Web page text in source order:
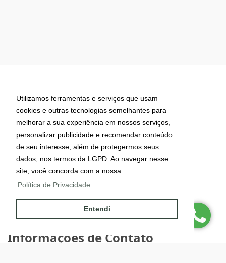
Utilizamos ferramentas e serviços que usam
cookies e outras tecnologias semelhantes para
melhorar a sua experiência em nossos serviços,
personalizar publicidade e recomendar conteúdo
de seu interesse, além de protegermos seus
dados, nos termos da LGPD. Ao navegar nesse
site, você concorda com a nossa
Política de Privacidade.
Entendi
CRECI: J-6095
Informações de Contato